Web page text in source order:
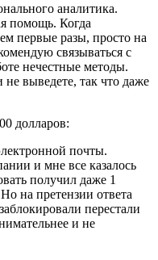
аналитика.
помощь. Когда
первые разы, просто на
связываться с
нечестные методы.
выведете, так что даже
долларов:
почты.
и мне все казалось
получил даже 1
на претензии ответа
перестали
и не